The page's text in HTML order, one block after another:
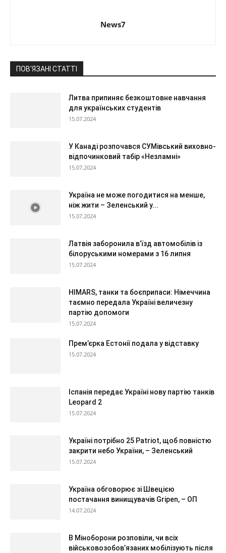
News7
ПОВ'ЯЗАНІ СТАТТІ
Литва припиняє безкоштовне навчання
для українських студентів
15.07.2024
У Канаді розпочався СУМівський виховно-
відпочинковий табір «Незламні»
15.07.2024
Україна не може погодитися на менше,
ніж жити – Зеленський у...
15.07.2024
Латвія заборонила в’їзд автомобілів із
білоруськими номерами з 16 липня
15.07.2024
HIMARS, танки та боєприпаси: Німеччина
таємно передала Україні величезну
партію допомоги
15.07.2024
Прем’єрка Естонії подала у відставку
15.07.2024
Іспанія передає Україні нову партію танків
Leopard 2
15.07.2024
Україні потрібно 25 Patriot, щоб повністю
закрити небо України, – Зеленський
15.07.2024
Україна обговорює зі Швецією
постачання винищувачів Gripen, – ОП
14.07.2024
В Міноборони розповіли, чи всіх
військовозобов’язаних мобілізують після